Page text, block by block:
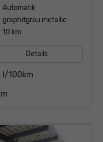
Automatik
graphitgrau metallic
10 km
Details
l/100km